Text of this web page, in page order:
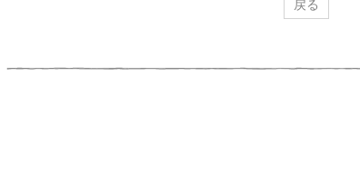
戻る